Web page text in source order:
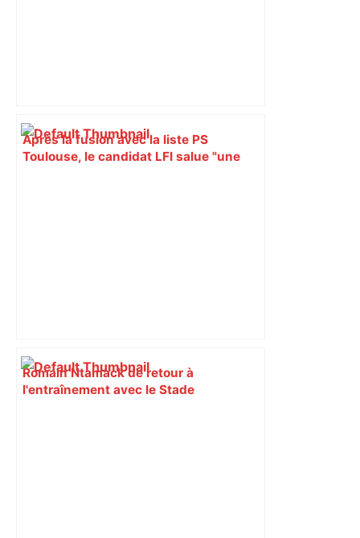
Après la fusion avec la liste PS
Toulouse, le candidat LFI salue "une
Romain Ntamack de retour à
l'entraînement avec le Stade